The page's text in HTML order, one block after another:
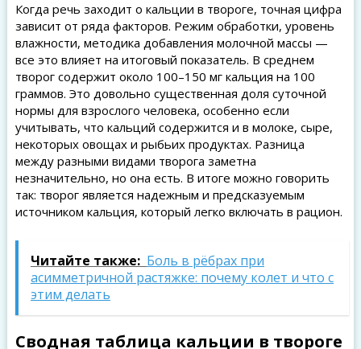
Когда речь заходит о кальции в твороге, точная цифра
зависит от ряда факторов. Режим обработки, уровень
влажности, методика добавления молочной массы —
все это влияет на итоговый показатель. В среднем
творог содержит около 100–150 мг кальция на 100
граммов. Это довольно существенная доля суточной
нормы для взрослого человека, особенно если
учитывать, что кальций содержится и в молоке, сыре,
некоторых овощах и рыбьих продуктах. Разница
между разными видами творога заметна
незначительно, но она есть. В итоге можно говорить
так: творог является надежным и предсказуемым
источником кальция, который легко включать в рацион.
Читайте также: Боль в рёбрах при
асимметричной растяжке: почему колет и что с
этим делать
Сводная таблица кальции в твороге